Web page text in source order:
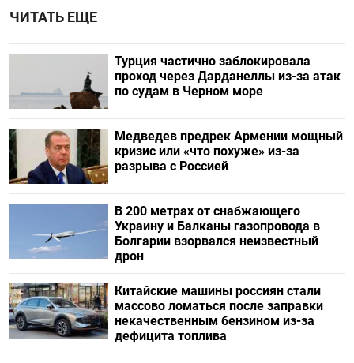
ЧИТАТЬ ЕЩЕ
Турция частично заблокировала
проход через Дарданеллы из-за атак
по судам в Черном море
Медведев предрек Армении мощный
кризис или «что похуже» из-за
разрыва с Россией
В 200 метрах от снабжающего
Украину и Балканы газопровода в
Болгарии взорвался неизвестный
дрон
Китайские машины россиян стали
массово ломаться после заправки
некачественным бензином из-за
дефицита топлива